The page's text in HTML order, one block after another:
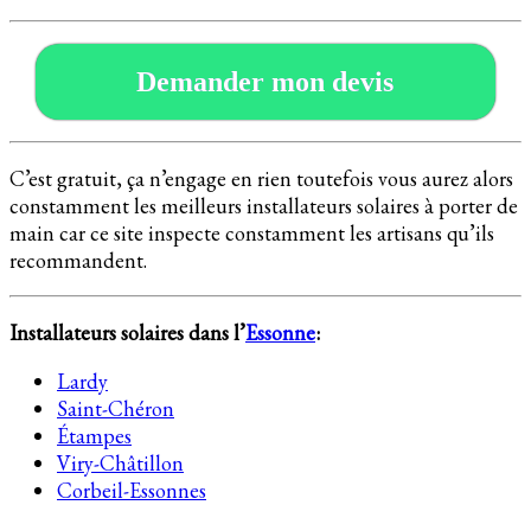
Demander mon devis
C’est gratuit, ça n’engage en rien toutefois vous aurez alors
constamment les meilleurs installateurs solaires à porter de
main car ce site inspecte constamment les artisans qu’ils
recommandent.
Installateurs solaires dans l’Essonne:
Lardy
Saint-Chéron
Étampes
Viry-Châtillon
Corbeil-Essonnes